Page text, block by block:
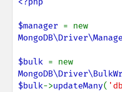
$manager
$bulk
$bulk->updateMany(